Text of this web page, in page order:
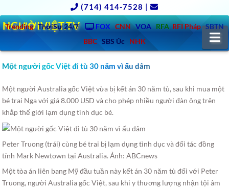
(714) 414-7528 |
Trending ThờiSự 24/7 FOX CNN VOA RFA RFI Pháp SBTN
BBC SBS Úc NHK
NGƯỜIVIỆT.TV
Một người gốc Việt đi tù 30 năm vì ấu dâm
Một người Australia gốc Việt vừa bị kết án 30 năm tù, sau khi mua một
bé trai Nga với giá 8.000 USD và cho phép nhiều người đàn ông trên
khắp thế giới lạm dụng tình dục bé.
Peter Truong (trái) cùng bé trai bị lạm dụng tình dục và đối tác đồng
tính Mark Newtown tại Australia. Ảnh: ABCnews
Một tòa án liên bang Mỹ đầu tuần này kết án 30 năm tù đối với Peter
Truong, người Australia gốc Việt, sau khi y thương lượng nhận tội âm